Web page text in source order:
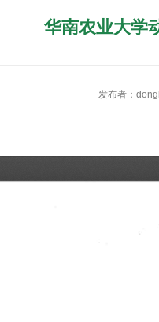
华南农业大学
发布者：